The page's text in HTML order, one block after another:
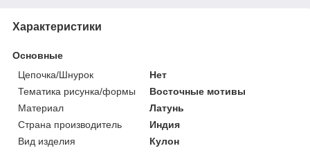
Характеристики
Основные
Цепочка/Шнурок
Нет
Тематика рисунка/формы
Восточные мотивы
Материал
Латунь
Страна производитель
Индия
Вид изделия
Кулон